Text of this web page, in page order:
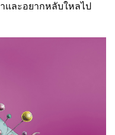
และอยากหลับใหลไป